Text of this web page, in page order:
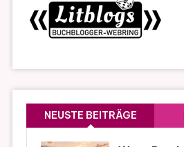
NEUSTE BEITRÄGE